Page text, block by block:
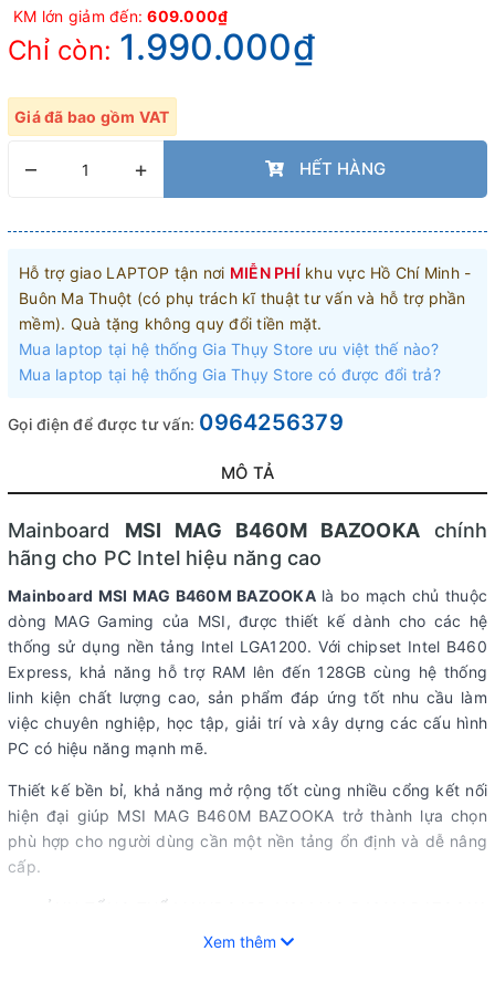
KM lớn giảm đến:609.000₫
Chỉ còn: 1.990.000₫
Giá đã bao gồm VAT
– + HẾT HÀNG
Hỗ trợ giao LAPTOP tận nơi MIỄN PHÍ khu vực Hồ Chí Minh -
Buôn Ma Thuột (có phụ trách kĩ thuật tư vấn và hỗ trợ phần
mềm). Quà tặng không quy đổi tiền mặt.
Mua laptop tại hệ thống Gia Thụy Store ưu việt thế nào?
Mua laptop tại hệ thống Gia Thụy Store có được đổi trả?
Gọi điện để được tư vấn: 0964256379
MÔ TẢ
Mainboard MSI MAG B460M BAZOOKA chính
hãng cho PC Intel hiệu năng cao
Mainboard MSI MAG B460M BAZOOKAlà bo mạch chủ thuộc
dòng MAG Gaming của MSI, được thiết kế dành cho các hệ
thống sử dụng nền tảng Intel LGA1200. Với chipset Intel B460
Express, khả năng hỗ trợ RAM lên đến 128GB cùng hệ thống
linh kiện chất lượng cao, sản phẩm đáp ứng tốt nhu cầu làm
việc chuyên nghiệp, học tập, giải trí và xây dựng các cấu hình
PC có hiệu năng mạnh mẽ.
Thiết kế bền bỉ, khả năng mở rộng tốt cùng nhiều cổng kết nối
hiện đại giúp MSI MAG B460M BAZOOKA trở thành lựa chọn
phù hợp cho người dùng cần một nền tảng ổn định và dễ nâng
cấp.
=== ẢNH TỔNG THỂ MAINBOARD MSI MAG B460M BAZOOKA
Xem thêm